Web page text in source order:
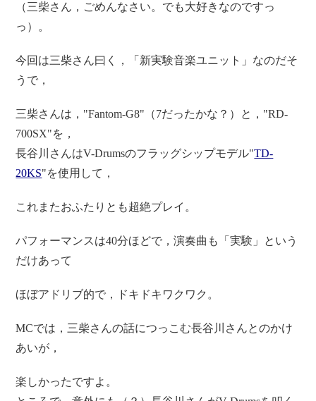
（三柴さん，ごめんなさ い。でも大好きなのですっ
っ）。
今回は三柴さん曰く，「新実験音楽ユニット」なのだそ
うで，
三柴さんは，"Fantom-G8"（7だったかな？）と，"RD-
700SX"を，
長谷川さんはV-Drumsのフラッグシップモデル"TD-
20KS"を使用して，
これまたおふたりとも超絶プレイ。
パフォーマンスは40分ほどで，演奏曲も「実験」という
だけあって
ほぼアドリブ的で， ドキドキワクワク。
MCでは，三柴さんの話につっこむ長谷川さんとのかけ
あいが ，
楽しかったですよ。